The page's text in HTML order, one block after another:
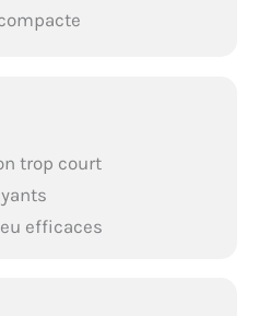
trop court
efficaces